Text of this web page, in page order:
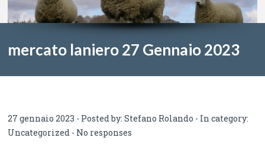
mercato laniero 27 Gennaio 2023
27 gennaio 2023 - Posted by:Stefano Rolando - In category:
Uncategorized - No responses